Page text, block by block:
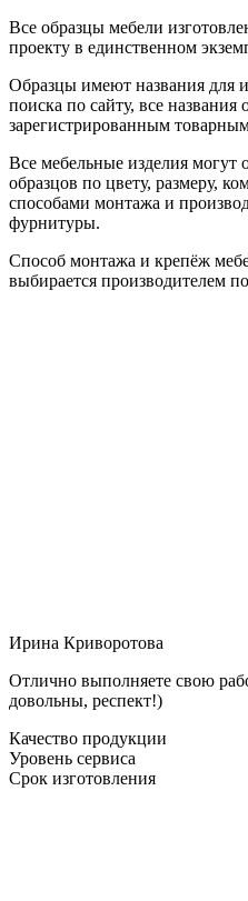
Все образцы мебели
проекту в единственном
Образцы имеют названия для
поиска по сайту, все названия
зарегистрированным
Все мебельные изделия могут
образцов по цвету, размеру,
способами монтажа и
фурнитуры.
Способ монтажа и крепёж
выбирается производителем
Ирина Криворотова
Отлично выполняете свою
довольны, респект!)
Качество продукции
Уровень сервиса
Срок изготовления